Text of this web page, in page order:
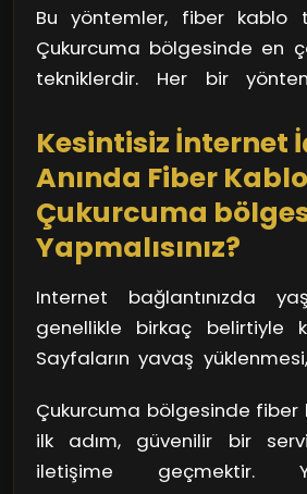
durum, iletişim hatlarının
onarılmasını sağlar ve
mağduriyetini en aza indirir.
Bu yöntemler, fiber kablo
Çukurcuma bölgesinde en
tekniklerdir. Her bir
kişiler tarafından
Kesintisiz İnternet
Anında Fiber
Çukurcuma
Yapmalısınız?
Internet bağlantınızda
genellikle birkaç belirtiyle
Sayfaların yavaş yüklenmesi,
durumlar, fiber
olabileceği anlamına
kapılmayın!
Çukurcuma bölgesinde
ilk adım, güvenilir bir
iletişime geçmektir.